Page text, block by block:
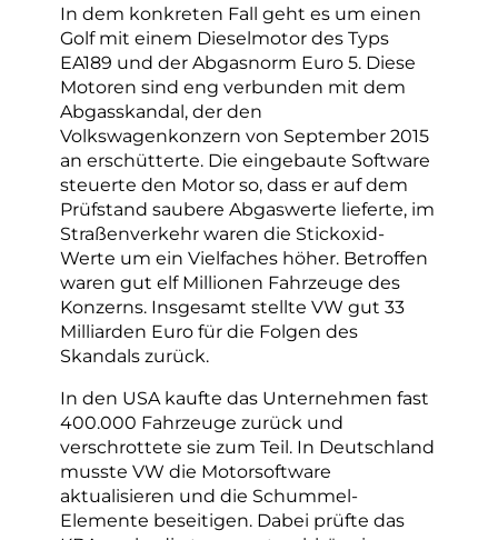
In dem konkreten Fall geht es um einen
Golf mit einem Dieselmotor des Typs
EA189 und der Abgasnorm Euro 5. Diese
Motoren sind eng verbunden mit dem
Abgasskandal, der den
Volkswagenkonzern von September 2015
an erschütterte. Die eingebaute Software
steuerte den Motor so, dass er auf dem
Prüfstand saubere Abgaswerte lieferte, im
Straßenverkehr waren die Stickoxid-
Werte um ein Vielfaches höher. Betroffen
waren gut elf Millionen Fahrzeuge des
Konzerns. Insgesamt stellte VW gut 33
Milliarden Euro für die Folgen des
Skandals zurück.
In den USA kaufte das Unternehmen fast
400.000 Fahrzeuge zurück und
verschrottete sie zum Teil. In Deutschland
musste VW die Motorsoftware
aktualisieren und die Schummel-
Elemente beseitigen. Dabei prüfte das